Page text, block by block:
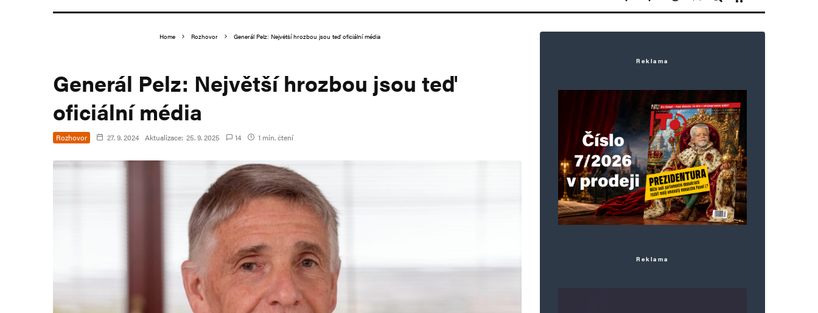
Home Rozhovor Generál Pelz: Největší hrozbou jsou teď oficiální média
Generál Pelz: Největší hrozbou jsou teď
oficiální média
Rozhovor 27. 9. 2024 Aktualizace: 25. 9. 2025 14 1 min. čtení
Reklama
Reklama